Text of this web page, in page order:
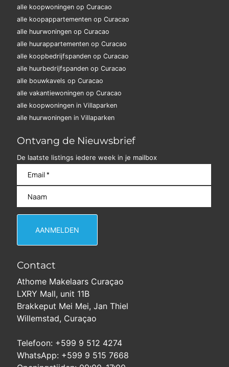
alle koopwoningen op Curacao
alle koopappartementen op Curacao
alle huurwoningen op Curacao
alle huurappartementen op Curacao
alle koopbedrijfspanden op Curacao
alle huurbedrijfspanden op Curacao
alle bouwkavels op Curacao
alle vakantiewoningen op Curacao
alle koopwoningen in Villaparken
alle huurwoningen in Villaparken
Ontvang de Nieuwsbrief
De laatste listings iedere week in je mailbox
Contact
Athome Makelaars Curaçao
LXRY Mall, unit 11B
Brakkeput Mei Mei, Jan Thiel
Willemstad, Curaçao
Telefoon: +599 9 512 4274
WhatsApp: +599 9 515 7668